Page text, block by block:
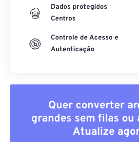
Dados protegidos
Centros
Controle de Acesso e
Autenticação
Quer converter
grandes sem filas ou
Atualize